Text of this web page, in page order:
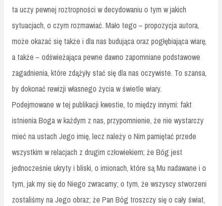
ta uczy pewnej roztropności w decydowaniu o tym w jakich
sytuacjach, o czym rozmawiać. Mało tego – propozycja autora,
może okazać się także i dla nas budująca oraz pogłębiająca wiarę,
a także – odświeżająca pewne dawno zapomniane podstawowe
zagadnienia, które zdążyły stać się dla nas oczywiste. To szansa,
by dokonać rewizji własnego życia w świetle wiary.
Podejmowane w tej publikacji kwestie, to między innymi: fakt
istnienia Boga w każdym z nas, przypomnienie, że nie wystarczy
mieć na ustach Jego imię, lecz należy o Nim pamiętać przede
wszystkim w relacjach z drugim człowiekiem; że Bóg jest
jednocześnie ukryty i bliski, o imionach, które są Mu nadawane i o
tym, jak my się do Niego zwracamy; o tym, że wszyscy stworzeni
zostaliśmy na Jego obraz; że Pan Bóg troszczy się o cały świat,